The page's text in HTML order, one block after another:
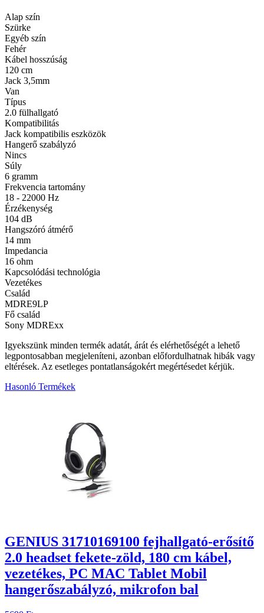
Alap szín
Szürke
Egyéb szín
Fehér
Kábel hosszúság
120 cm
Jack 3,5mm
Van
Típus
2.0 fülhallgató
Kompatibilitás
Jack kompatibilis eszközök
Hangerő szabályzó
Nincs
Súly
6 gramm
Frekvencia tartomány
18 - 22000 Hz
Érzékenység
104 dB
Hangszóró átmérő
14 mm
Impedancia
16 ohm
Kapcsolódási technológia
Vezetékes
Család
MDRE9LP
Fő család
Sony MDRExx
Igyekszünk minden termék adatát, árát és elérhetőségét a lehető
legpontosabban megjeleníteni, azonban előfordulhatnak hibák vagy
eltérések. Az esetleges pontatlanságokért megértésedet kérjük.
Hasonló Termékek
GENIUS 31710169100 fejhallgató-erősítő
2.0 headset fekete-zöld, 180 cm kábel,
vezetékes, PC MAC Tablet Mobil
hangerőszabályzó, mikrofon bal